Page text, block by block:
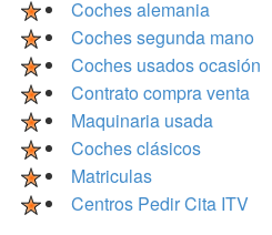
Coches alemania
Coches segunda mano
Coches usados ocasión
Contrato compra venta
Maquinaria usada
Coches clásicos
Matriculas
Centros Pedir Cita ITV